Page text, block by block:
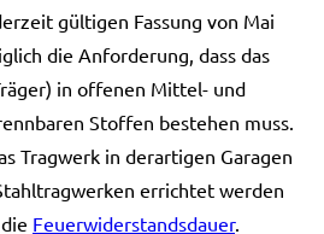
gültigen Fassung von Mai
die Anforderung, dass das
in offenen Mittel- und
Stoffen bestehen muss.
Tragwerk in derartigen Garagen
errichtet werden
Feuerwiderstandsdauer.